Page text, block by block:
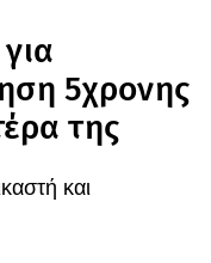
5χρονης
της
και